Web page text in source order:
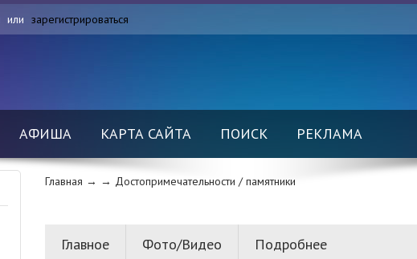
или зарегистрироваться
АФИША КАРТА САЙТА ПОИСК РЕКЛАМА
Главная → → Достопримечательности / памятники
Главное Фото/Видео Подробнее